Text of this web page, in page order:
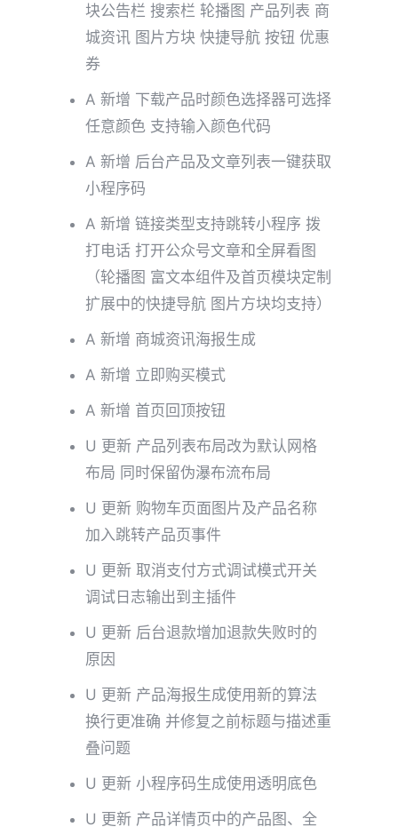
块公告栏 搜索栏 轮播图 产品列表 商
城资讯 图片方块 快捷导航 按钮 优惠
券
A 新增 下载产品时颜色选择器可选择
任意颜色 支持输入颜色代码
A 新增 后台产品及文章列表一键获取
小程序码
A 新增 链接类型支持跳转小程序 拨
打电话 打开公众号文章和全屏看图
（轮播图 富文本组件及首页模块定制
扩展中的快捷导航 图片方块均支持）
A 新增 商城资讯海报生成
A 新增 立即购买模式
A 新增 首页回顶按钮
U 更新 产品列表布局改为默认网格
布局 同时保留伪瀑布流布局
U 更新 购物车页面图片及产品名称
加入跳转产品页事件
U 更新 取消支付方式调试模式开关
调试日志输出到主插件
U 更新 后台退款增加退款失败时的
原因
U 更新 产品海报生成使用新的算法
换行更准确 并修复之前标题与描述重
叠问题
U 更新 小程序码生成使用透明底色
U 更新 产品详情页中的产品图、全